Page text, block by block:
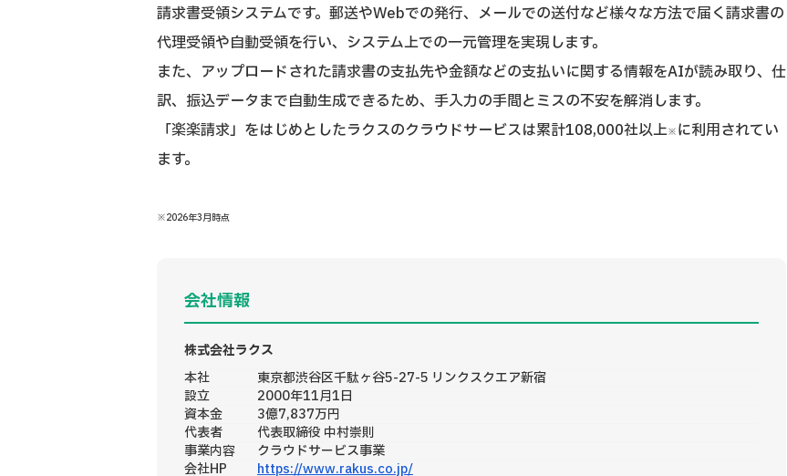
請求書受領システムです。郵送やWebでの発行、メールでの送付など様々な方法で届く請求書の
代理受領や自動受領を行い、システム上での一元管理を実現します。
また、アップロードされた請求書の支払先や金額などの支払いに関する情報をAIが読み取り、仕
訳、振込データまで自動生成できるため、手入力の手間とミスの不安を解消します。
「楽楽請求」をはじめとしたラクスのクラウドサービスは累計108,000社以上※ に利用されてい
ます。
※2026年3月時点
会社情報
株式会社ラクス
本社
東京都渋谷区千駄ヶ谷5-27-5 リンクスクエア新宿
設立
2000年11月1日
資本金
3億7,837万円
代表者
代表取締役 中村崇則
事業内容
クラウドサービス事業
会社HP
https://www.rakus.co.jp/